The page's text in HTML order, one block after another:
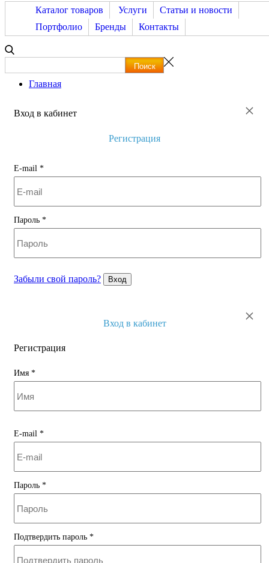
Каталог товаров Услуги
Статьи и новости
Портфолио
Бренды Контакты
Главная
×
Вход в кабинет
Регистрация
E-mail *
Пароль *
Забыли свой пароль? Вход
×
Вход в кабинет
Регистрация
Имя *
E-mail *
Пароль *
Подтвердить пароль *